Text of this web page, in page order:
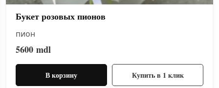
Букет розовых пионов
пион
5600 mdl
В корзину Купить в 1 клик